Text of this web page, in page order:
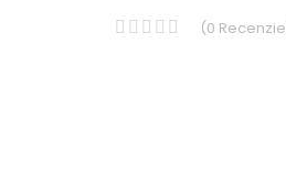
(0 Recenzie